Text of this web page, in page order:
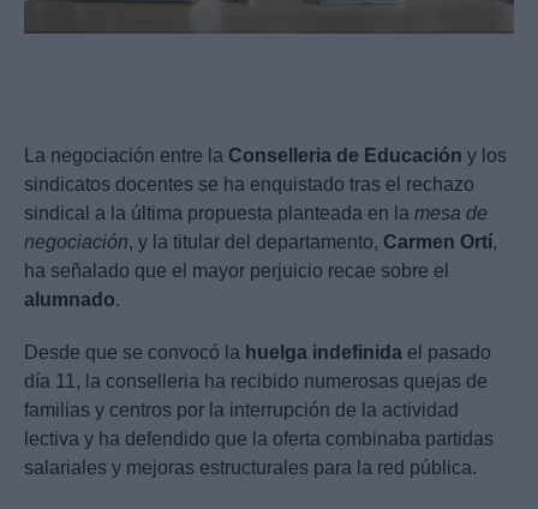
La negociación entre la Conselleria de Educación y los
sindicatos docentes se ha enquistado tras el rechazo
sindical a la última propuesta planteada en la mesa de
negociación, y la titular del departamento, Carmen Ortí,
ha señalado que el mayor perjuicio recae sobre el
alumnado.
Desde que se convocó la huelga indefinida el pasado
día 11, la conselleria ha recibido numerosas quejas de
familias y centros por la interrupción de la actividad
lectiva y ha defendido que la oferta combinaba partidas
salariales y mejoras estructurales para la red pública.